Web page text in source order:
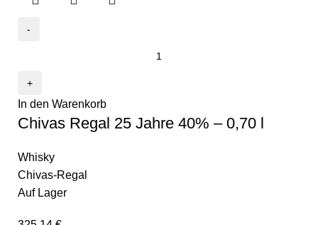
In den Warenkorb
Chivas Regal 25 Jahre 40% – 0,70 l
Whisky
Chivas-Regal
Auf Lager